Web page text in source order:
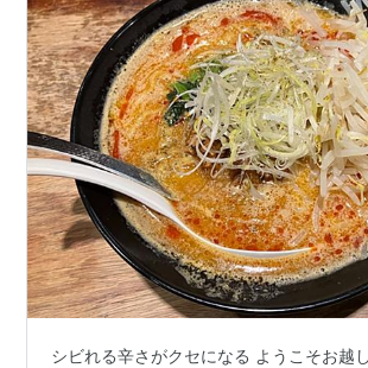
シビれる辛さがクセになる ようこそお越